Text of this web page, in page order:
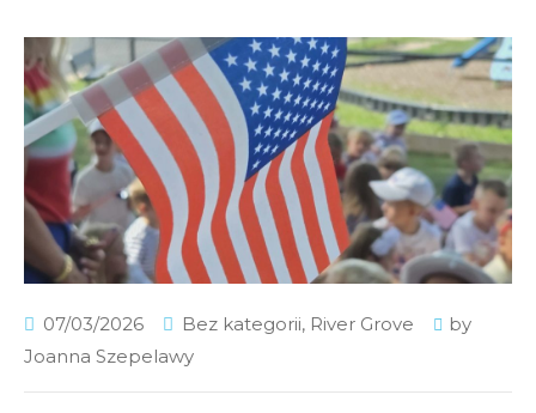
07/03/2026 Bez kategorii, River Grove
by
Joanna Szepelawy